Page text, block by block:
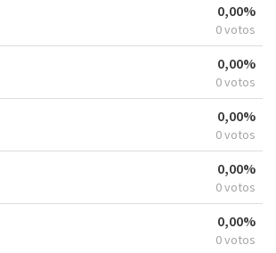
0,00%
0 votos
0,00%
0 votos
0,00%
0 votos
0,00%
0 votos
0,00%
0 votos